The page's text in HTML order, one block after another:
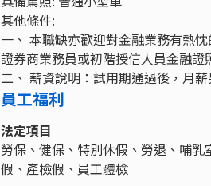
其他條件:
一、 本職缺亦歡迎對金融業務有熱
證券商業務員或初階授信人員金融證
二、 薪資說明：試用期通過後，月薪
員工福利
法定項目
勞保、健保、特別休假、勞退、哺
假、產檢假、員工體檢